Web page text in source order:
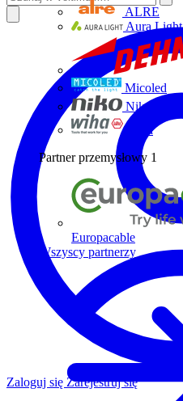
ALRE
Aura Light
Micoled
Niko
Wiha
Partner przemysłowy 1
Europacable
Wszyscy partnerzy
Zaloguj się Zarejestruj się